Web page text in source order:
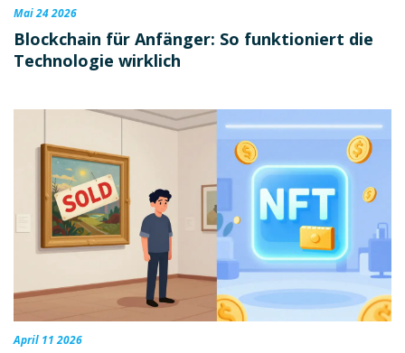
Mai 24 2026
Blockchain für Anfänger: So funktioniert die
Technologie wirklich
April 11 2026